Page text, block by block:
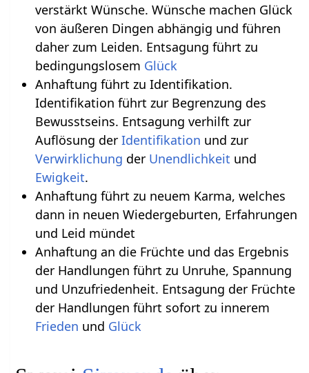
verstärkt Wünsche. Wünsche machen Glück
von äußeren Dingen abhängig und führen
daher zum Leiden. Entsagung führt zu
bedingungslosem Glück
Anhaftung führt zu Identifikation.
Identifikation führt zur Begrenzung des
Bewusstseins. Entsagung verhilft zur
Auflösung der Identifikation und zur
Verwirklichung der Unendlichkeit und
Ewigkeit.
Anhaftung führt zu neuem Karma, welches
dann in neuen Wiedergeburten, Erfahrungen
und Leid mündet
Anhaftung an die Früchte und das Ergebnis
der Handlungen führt zu Unruhe, Spannung
und Unzufriedenheit. Entsagung der Früchte
der Handlungen führt sofort zu innerem
Frieden und Glück